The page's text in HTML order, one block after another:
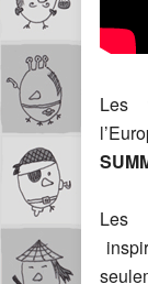
Les
Les